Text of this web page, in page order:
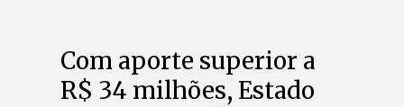
Com aporte superior a
R$ 34 milhões, Estado